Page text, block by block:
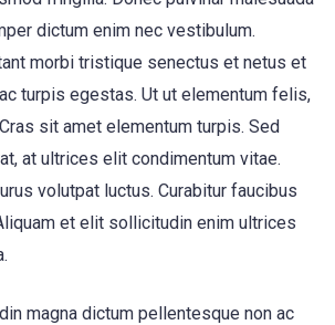
dictum enim nec vestibulum.
morbi tristique senectus et netus et
turpis egestas. Ut ut elementum felis,
sit amet elementum turpis. Sed
at ultrices elit condimentum vitae.
volutpat luctus. Curabitur faucibus
et elit sollicitudin enim ultrices
magna dictum pellentesque non ac